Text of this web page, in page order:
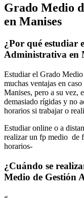
Grado Medio
en Manises
¿Por qué estudiar
Administrativa en
Estudiar el Grado
muchas ventajas en
Manises, pero a su vez,
demasiado rígidas y no
horarios si trabajar o
Estudiar online o a
realizar un fp medio de
horarios-
¿Cuándo se
Medio de Gestión